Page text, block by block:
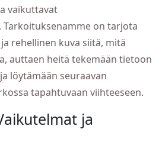
vaikuttavat
Tarkoituksenamme on tarjota
rehellinen kuva siitä, mitä
auttaen heitä tekemään tietoon
löytämään seuraavan
tapahtuvaan viihteeseen.
ja